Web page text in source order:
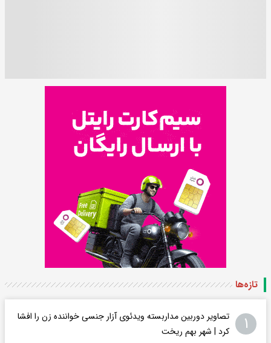
تازه‌ها
۱
تصاویر دوربین مداربسته ویدئوی آزار جنسی خواننده زن را افشا
کرد | شهر بهم ریخت